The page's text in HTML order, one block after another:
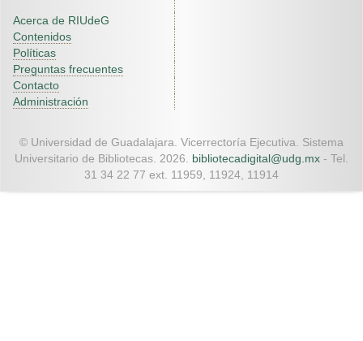
Acerca de RIUdeG
Contenidos
Políticas
Preguntas frecuentes
Contacto
Administración
© Universidad de Guadalajara. Vicerrectoría Ejecutiva. Sistema
Universitario de Bibliotecas. 2026. bibliotecadigital@udg.mx - Tel.
31 34 22 77 ext. 11959, 11924, 11914